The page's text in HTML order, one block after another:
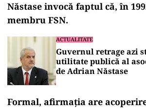
Năstase invocă faptul că, în
membru FSN.
ACTUALITATE
Guvernul retrage azi
utilitate publică al
de Adrian Năstase
Formal, afirmația are